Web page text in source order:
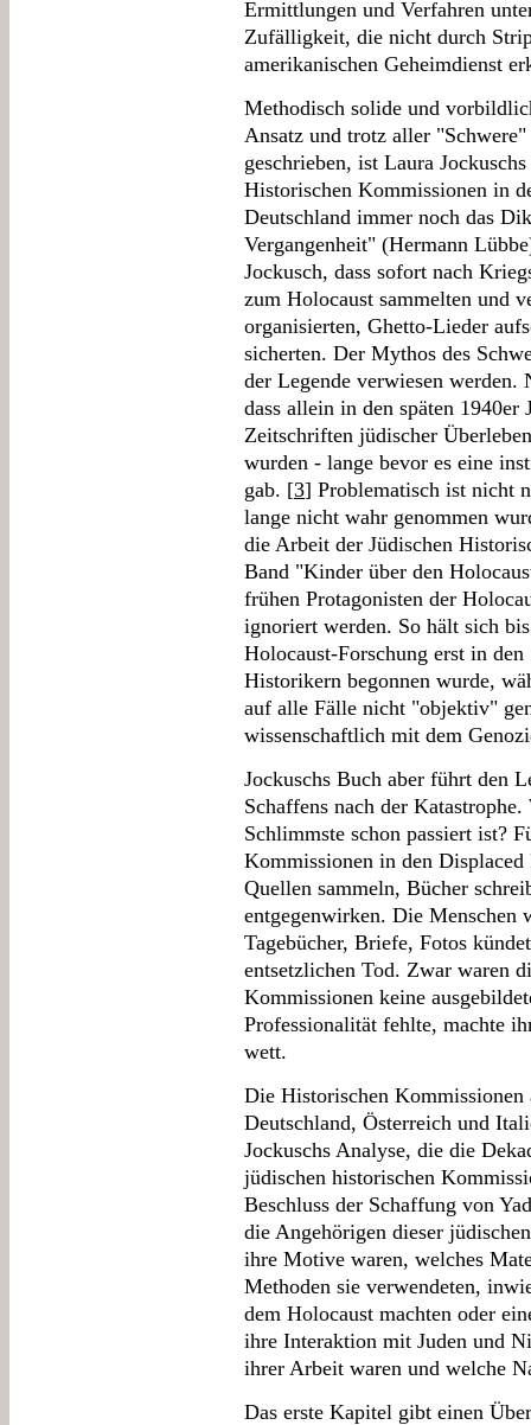
Ermittlungen und Verfahren
Zufälligkeit, die nicht durch
amerikanischen Geheimdienst
Methodisch solide und
Ansatz und trotz aller "Schwere"
geschrieben, ist Laura
Historischen Kommissionen in
Deutschland immer noch das
Vergangenheit" (Hermann
Jockusch, dass sofort nach
zum Holocaust sammelten und
organisierten, Ghetto-Lieder
sicherten. Der Mythos des
der Legende verwiesen werden.
dass allein in den späten
Zeitschriften jüdischer
wurden - lange bevor es eine
gab. [3] Problematisch ist nicht
lange nicht wahr genommen
die Arbeit der Jüdischen
Band "Kinder über den
frühen Protagonisten der
ignoriert werden. So hält sich
Holocaust-Forschung erst in
Historikern begonnen wurde,
auf alle Fälle nicht "objektiv"
wissenschaftlich mit dem
Jockuschs Buch aber führt den
Schaffens nach der
Schlimmste schon passiert ist?
Kommissionen in den
Quellen sammeln, Bücher
entgegenwirken. Die Menschen
Tagebücher, Briefe, Fotos
entsetzlichen Tod. Zwar waren
Kommissionen keine
Professionalität fehlte, machte
wett.
Die Historischen
Deutschland, Österreich und
Jockuschs Analyse, die die
jüdischen historischen
Beschluss der Schaffung von
die Angehörigen dieser
ihre Motive waren, welches
Methoden sie verwendeten,
dem Holocaust machten oder
ihre Interaktion mit Juden und
ihrer Arbeit waren und welche
Das erste Kapitel gibt einen